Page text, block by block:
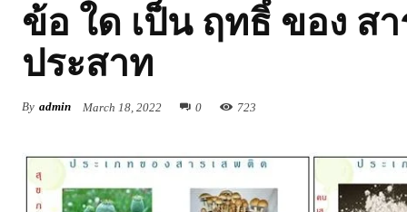
ข้อ ใด เป็น ฤทธิ์ ของ ส
ประสาท
By admin March 18, 2022 0 723